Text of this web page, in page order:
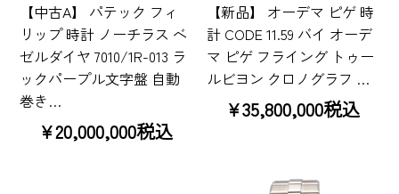
【中古A】 パテック フィ
リップ 時計 ノーチラス ベ
ゼルダイヤ 7010/1R-013 ラ
ックパープル文字盤 自動
巻き…
¥20,000,000税込
【新品】 オーデマ ピゲ 時
計 CODE 11.59 バイ オーデ
マ ピゲ フライング トゥー
ルビヨン クロノグラフ …
¥35,800,000税込